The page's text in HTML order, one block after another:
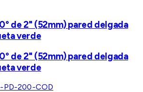
de 2" (52mm) pared delgada
verde
de 2" (52mm) pared delgada
verde
PD-200-COD